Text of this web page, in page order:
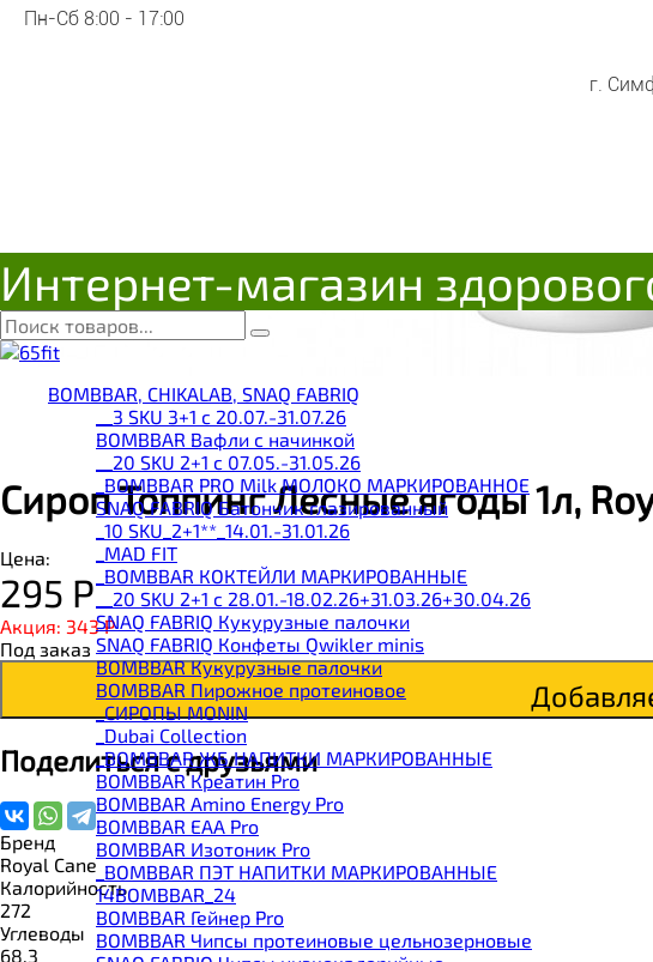
Пн-Сб 8:00 - 17:00
г.
Интернет-магазин
BOMBBAR, CHIKALAB, SNAQ FABRIQ
__3 SKU 3+1 с 20.07.-31.07.26
BOMBBAR Вафли с начинкой
__20 SKU 2+1 с 07.05.-31.05.26
_BOMBBAR PRO Milk МОЛОКО МАРКИРОВАННОЕ
SNAQ FABRIQ Батончик глазированный
_10 SKU_2+1**_14.01.-31.01.26
_MAD FIT
_BOMBBAR КОКТЕЙЛИ МАРКИРОВАННЫЕ
__20 SKU 2+1 с 28.01.-18.02.26+31.03.26+30.04.26
SNAQ FABRIQ Кукурузные палочки
SNAQ FABRIQ Конфеты Qwikler minis
BOMBBAR Кукурузные палочки
BOMBBAR Пирожное протеиновое
_CИРОПЫ MONIN
_Dubai Collection
_BOMBBAR ЖБ НАПИТКИ МАРКИРОВАННЫЕ
BOMBBAR Креатин Pro
BOMBBAR Amino Energy Pro
BOMBBAR EAA Pro
BOMBBAR Изотоник Pro
_BOMBBAR ПЭТ НАПИТКИ МАРКИРОВАННЫЕ
14BOMBBAR_24
BOMBBAR Гейнер Pro
BOMBBAR Чипсы протеиновые цельнозерновые
Сироп Топпинг Лесные ягоды 1л,
Цена:
295 Р
Акция: 343Р
Под заказ
Поделиться с друзьями
Бренд
Royal Cane
Калорийность
272
Углеводы
68.3